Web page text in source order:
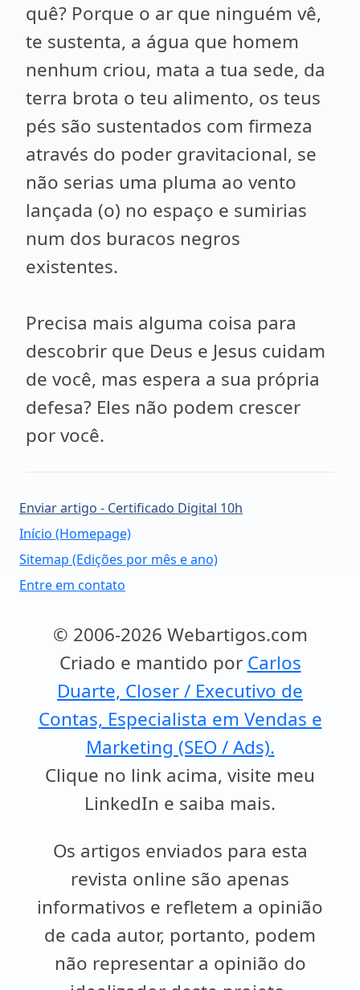
quê? Porque o ar que ninguém vê,
te sustenta, a água que homem
nenhum criou, mata a tua sede, da
terra brota o teu alimento, os teus
pés são sustentados com firmeza
através do poder gravitacional, se
não serias uma pluma ao vento
lançada (o) no espaço e sumirias
num dos buracos negros
existentes.
Precisa mais alguma coisa para
descobrir que Deus e Jesus cuidam
de você, mas espera a sua própria
defesa? Eles não podem crescer
por você.
Enviar artigo - Certificado Digital 10h
Início (Homepage)
Sitemap (Edições por mês e ano)
Entre em contato
© 2006-2026 Webartigos.com
Criado e mantido por Carlos
Duarte, Closer / Executivo de
Contas, Especialista em Vendas e
Marketing (SEO / Ads).
Clique no link acima, visite meu
LinkedIn e saiba mais.
Os artigos enviados para esta
revista online são apenas
informativos e refletem a opinião
de cada autor, portanto, podem
não representar a opinião do